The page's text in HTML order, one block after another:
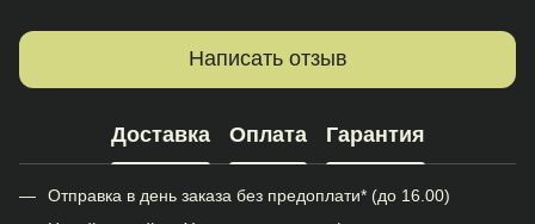
Написать отзыв
Доставка Оплата Гарантия
Отправка в день заказа без предоплати* (до 16.00)